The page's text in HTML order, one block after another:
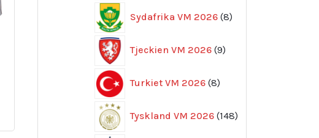
Sydafrika VM 2026 8
produkter
Tjeckien VM 2026 9
produkter
Turkiet VM 2026 8
produkter
Tyskland VM 2026 148
produkter